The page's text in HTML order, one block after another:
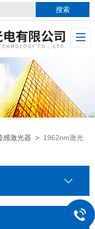
感激光器 > 1962nm激光